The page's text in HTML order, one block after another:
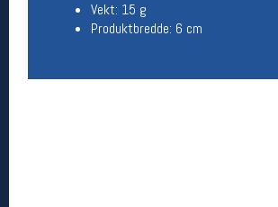
Vekt: 15 g
Produktbredde: 6 cm
nettbutikken og trykke på den nederste blå
linjen